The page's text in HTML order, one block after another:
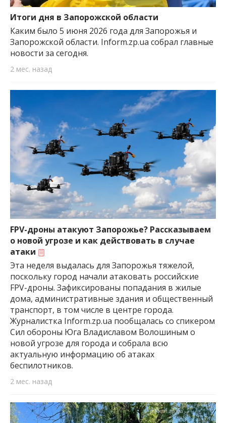
важную информацию о событиях
города Запорожья и области.
Итоги дня в Запорожской области
Каким было 5 июня 2026 года для Запорожья и
Запорожской области. Inform.zp.ua собрал главные
новости за сегодня.
2 мес. назад
FPV-дроны атакуют Запорожье? Рассказываем
о новой угрозе и как действовать в случае
атаки
Эта неделя выдалась для Запорожья тяжелой,
поскольку город начали атаковать российские
FPV-дроны. Зафиксированы попадания в жилые
дома, административные здания и общественный
транспорт, в том числе в центре города.
Журналистка Inform.zp.ua пообщалась со спикером
Сил обороны Юга Владиславом Волошиным о
новой угрозе для города и собрала всю
актуальную информацию об атаках
беспилотников.
2 мес. назад